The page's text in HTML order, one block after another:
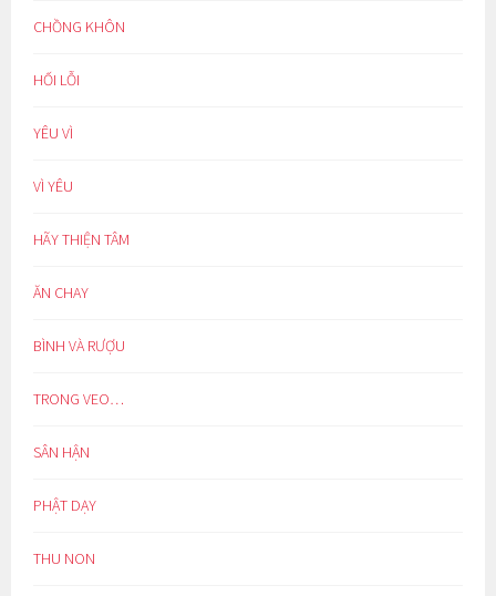
CHỒNG KHÔN
HỐI LỖI
YÊU VÌ
VÌ YÊU
HÃY THIỆN TÂM
ĂN CHAY
BÌNH VÀ RƯỢU
TRONG VEO…
SÂN HẬN
PHẬT DẠY
THU NON